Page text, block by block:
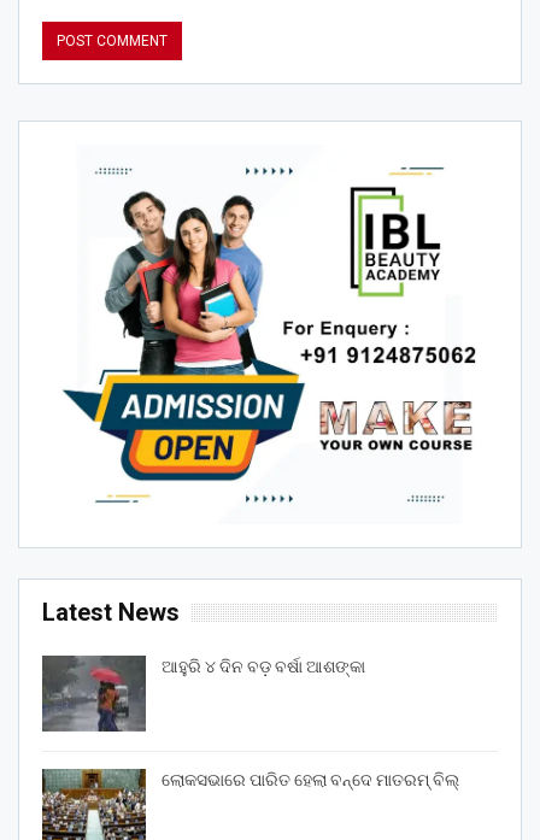
Latest News
ଆହୁରି ୪ ଦିନ ବଡ଼ ବର୍ଷା ଆଶଙ୍କା
ଲୋକସଭାରେ ପାରିତ ହେଲା ବନ୍ଦେ ମାତରମ୍‌ ବିଲ୍‌